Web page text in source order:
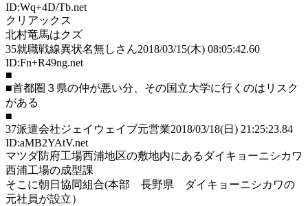
ID:Wq+4D/Tb.net
クリアックス
北村竜馬はクズ
35就職戦線異状名無しさん2018/03/15(木) 08:05:42.60
ID:Fn+R49ng.net
■
■首都圏３県の仲が悪い分、その国立大学に行くのはリスク
がある
■
37派遣会社ジェイウェイブ元営業2018/03/18(日) 21:25:23.84
ID:aMB2YAtV.net
マツダ防府工場西浦地区の敷地内にあるダイキョーニシカワ
西浦工場の成型課
そこに朝日協同組合(本部 長野県 ダイキョーニシカワの
元社員が設立）